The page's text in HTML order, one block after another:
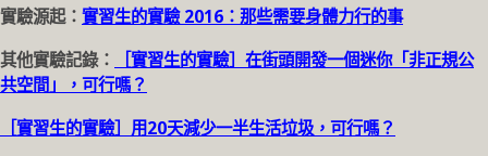
實驗源起： 實習生的實驗 2016：那些需要身體力行的事
其他實驗記錄：
［實習生的實驗］在街頭開發一個迷你「非正規公
共空間」，可行嗎？
［實習生的實驗］用20天減少一半生活垃圾，可行嗎？